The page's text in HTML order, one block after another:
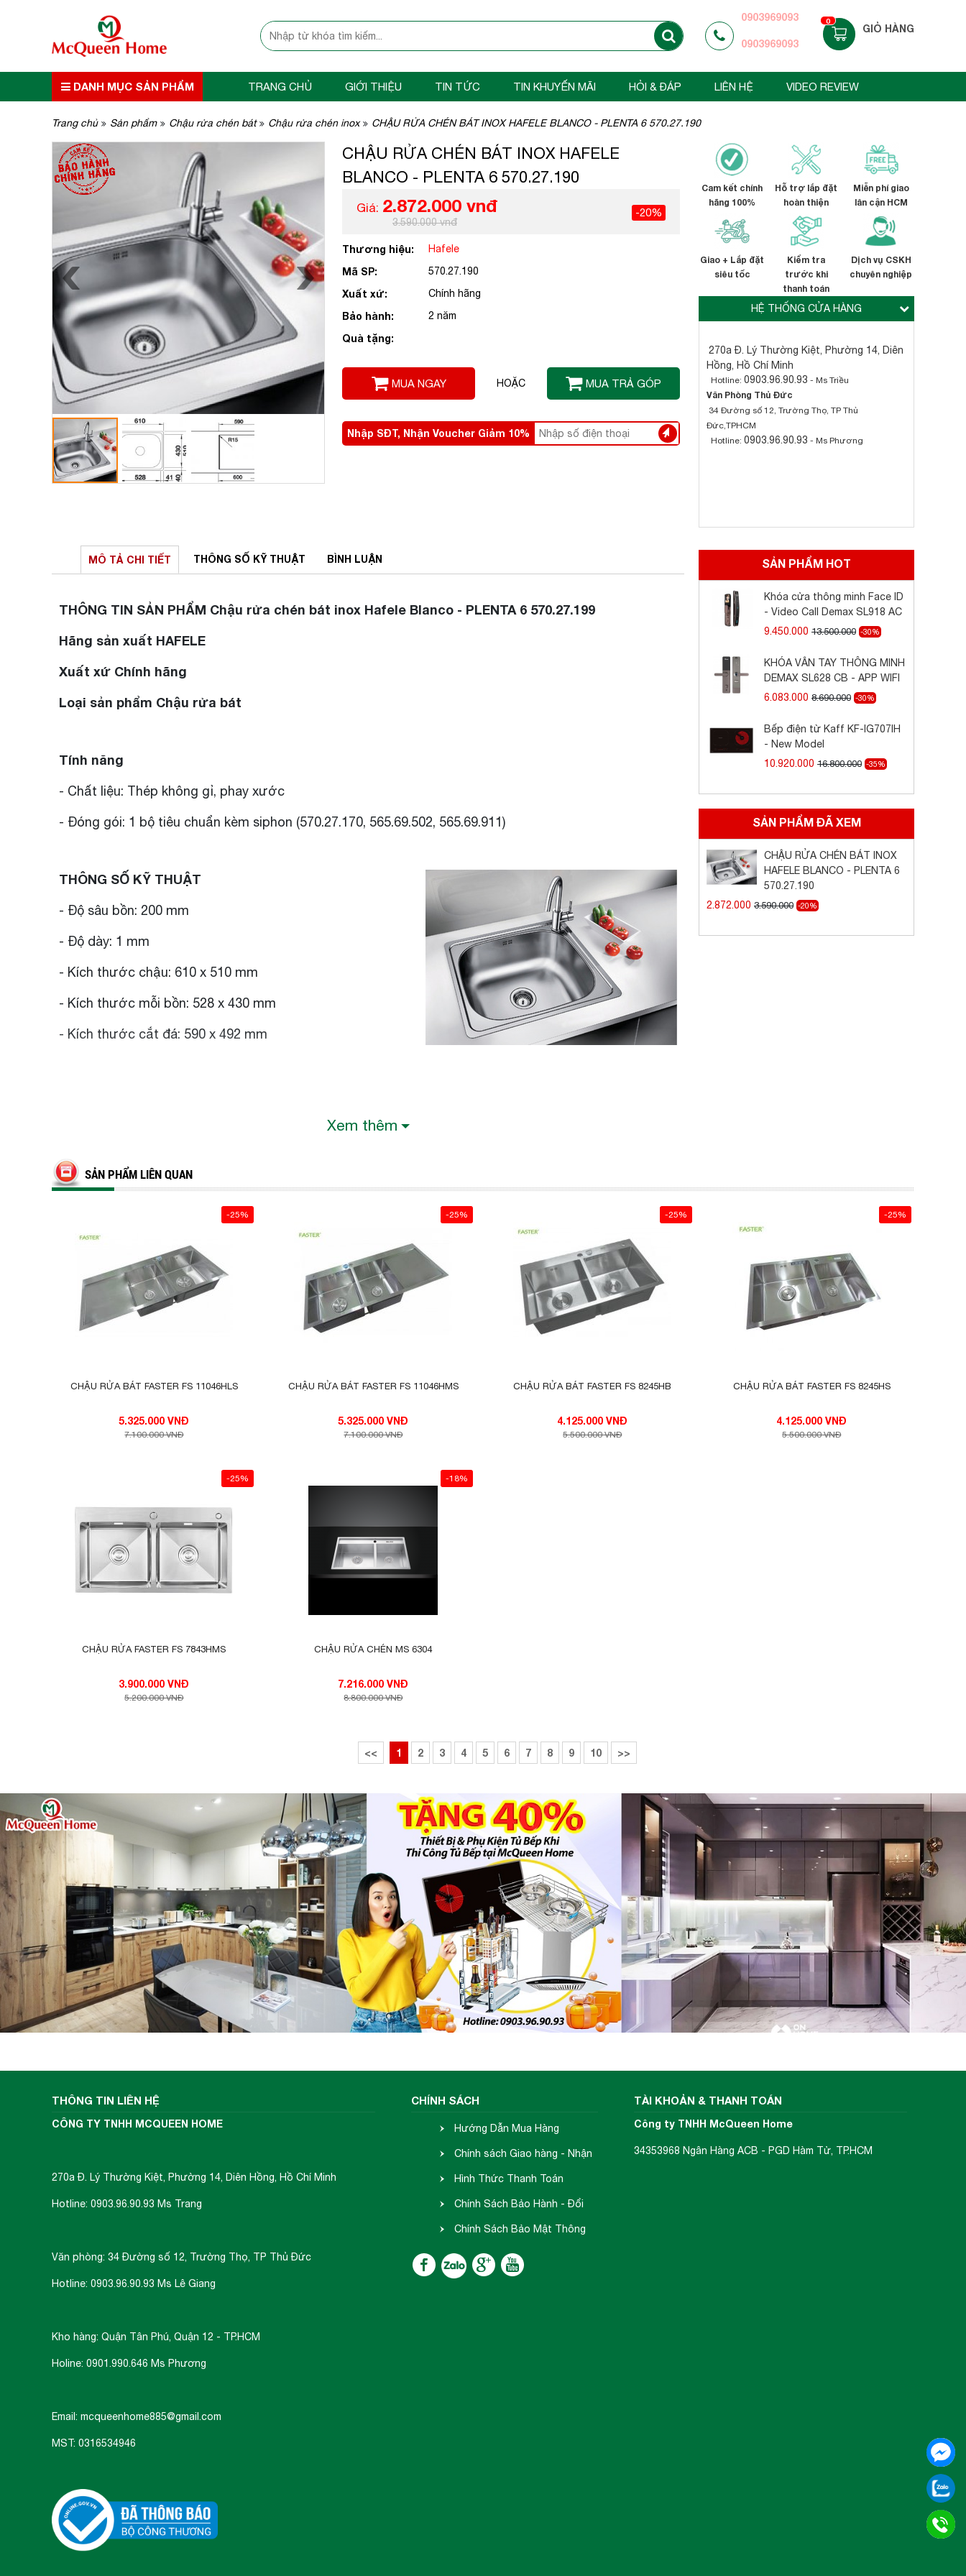
0903969093
0903969093
0
GIỎ HÀNG
DANH MỤC SẢN PHẨM TRANG CHỦ GIỚI THIỆU TIN TỨC TIN KHUYẾN MÃI HỎI & ĐÁP LIÊN HỆ VIDEO REVIEW
Trang chủ Sản phẩm Chậu rửa chén bát Chậu rửa chén inox CHẬU RỬA CHÉN BÁT INOX HAFELE BLANCO - PLENTA 6 570.27.190
CHẬU RỬA CHÉN BÁT INOX HAFELE
BLANCO - PLENTA 6 570.27.190
Giá: 2.872.000 vnđ
3.590.000 vnđ
-20%
Thương hiệu: Hafele
Mã SP: 570.27.190
Xuất xứ: Chính hãng
Bảo hành: 2 năm
Quà tặng:
MUA NGAY HOẶC MUA TRẢ GÓP
Nhập SĐT, Nhận Voucher Giảm 10%
Cam kết chính
hãng 100%
Hỗ trợ lắp đặt
hoàn thiện
Miễn phí giao
lân cận HCM
Giao + Lắp đặt
siêu tốc
Kiểm tra
trước khi
thanh toán
Dịch vụ CSKH
chuyên nghiệp
HỆ THỐNG CỬA HÀNG
270a Đ. Lý Thường Kiệt, Phường 14, Diên
Hồng, Hồ Chí Minh
Hotline: 0903.96.90.93 - Ms Triều
Văn Phòng Thủ Đức
34 Đường số 12, Trường Thọ, TP Thủ
Đức,TPHCM
Hotline: 0903.96.90.93 - Ms Phương
MÔ TẢ CHI TIẾT THÔNG SỐ KỸ THUẬT BÌNH LUẬN
THÔNG TIN SẢN PHẨM Chậu rửa chén bát inox Hafele Blanco - PLENTA 6 570.27.199
Hãng sản xuất HAFELE
Xuất xứ Chính hãng
Loại sản phẩm Chậu rửa bát
Tính năng
- Chất liệu: Thép không gỉ, phay xước
- Đóng gói: 1 bộ tiêu chuẩn kèm siphon (570.27.170, 565.69.502, 565.69.911)
THÔNG SỐ KỸ THUẬT
- Độ sâu bồn: 200 mm
- Độ dày: 1 mm
- Kích thước chậu: 610 x 510 mm
- Kích thước mỗi bồn: 528 x 430 mm
- Kích thước cắt đá: 590 x 492 mm
Xem thêm
SẢN PHẨM HOT
Khóa cửa thông minh Face ID
- Video Call Demax SL918 AC
9.450.000 13.500.000 -30%
KHÓA VÂN TAY THÔNG MINH
DEMAX SL628 CB - APP WIFI
6.083.000 8.690.000 -30%
Bếp điện từ Kaff KF-IG707IH
- New Model
10.920.000 16.800.000 -35%
SẢN PHẨM ĐÃ XEM
CHẬU RỬA CHÉN BÁT INOX
HAFELE BLANCO - PLENTA 6
570.27.190
2.872.000 3.590.000 -20%
SẢN PHẨM LIÊN QUAN
-25%
CHẬU RỬA BÁT FASTER FS 11046HLS
5.325.000 VNĐ
7.100.000 VNĐ
-25%
CHẬU RỬA BÁT FASTER FS 11046HMS
5.325.000 VNĐ
7.100.000 VNĐ
-25%
CHẬU RỬA BÁT FASTER FS 8245HB
4.125.000 VNĐ
5.500.000 VNĐ
-25%
CHẬU RỬA BÁT FASTER FS 8245HS
4.125.000 VNĐ
5.500.000 VNĐ
-25%
CHẬU RỬA FASTER FS 7843HMS
3.900.000 VNĐ
5.200.000 VNĐ
-18%
CHẬU RỬA CHÉN MS 6304
7.216.000 VNĐ
8.800.000 VNĐ
<< 1 2 3 4 5 6 7 8 9 10 >>
THÔNG TIN LIÊN HỆ
CÔNG TY TNHH MCQUEEN HOME
270a Đ. Lý Thường Kiệt, Phường 14, Diên Hồng, Hồ Chí Minh
Hotline: 0903.96.90.93 Ms Trang
Văn phòng: 34 Đường số 12, Trường Thọ, TP Thủ Đức
Hotline: 0903.96.90.93 Ms Lê Giang
Kho hàng: Quận Tân Phú, Quận 12 - TP.HCM
Holine: 0901.990.646 Ms Phương
Email: mcqueenhome885@gmail.com
MST: 0316534946
CHÍNH SÁCH
Hướng Dẫn Mua Hàng
Chính sách Giao hàng - Nhận
hàng
Hình Thức Thanh Toán
Chính Sách Bảo Hành - Đổi
Trả
Chính Sách Bảo Mật Thông
Tin
TÀI KHOẢN & THANH TOÁN
Công ty TNHH McQueen Home
34353968 Ngân Hàng ACB - PGD Hàm Tử, TP.HCM